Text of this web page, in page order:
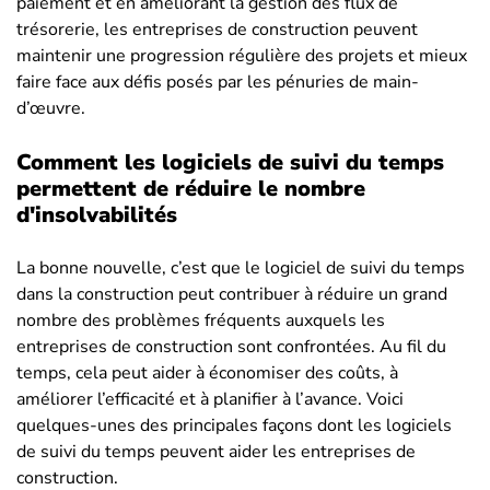
trésorerie, les entreprises de construction peuvent
maintenir une progression régulière des projets et mieux
faire face aux défis posés par les pénuries de main-
d’œuvre.
Comment les logiciels de suivi du temps
permettent de réduire le nombre
d'insolvabilités
La bonne nouvelle, c’est que le logiciel de suivi du temps
dans la construction peut contribuer à réduire un grand
nombre des problèmes fréquents auxquels les
entreprises de construction sont confrontées. Au fil du
temps, cela peut aider à économiser des coûts, à
améliorer l’efficacité et à planifier à l’avance. Voici
quelques-unes des principales façons dont les logiciels
de suivi du temps peuvent aider les entreprises de
construction.